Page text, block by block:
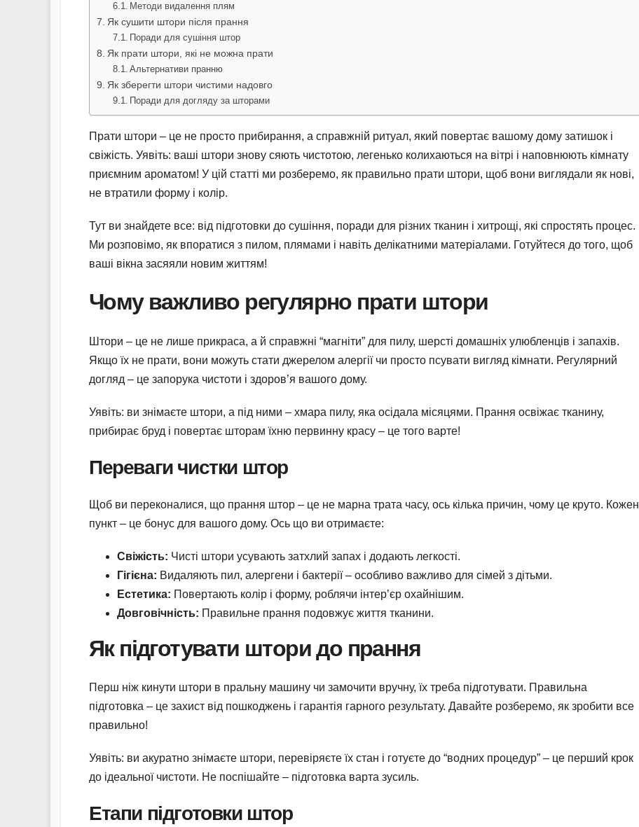
Методи видалення плям
Як сушити штори після прання
Поради для сушіння штор
Як прати штори, які не можна прати
Альтернативи пранню
Як зберегти штори чистими надовго
Поради для догляду за шторами
Прати штори – це не просто прибирання, а справжній ритуал, який повертає вашому дому затишок і
свіжість. Уявіть: ваші штори знову сяють чистотою, легенько колихаються на вітрі і наповнюють кімнату
приємним ароматом! У цій статті ми розберемо, як правильно прати штори, щоб вони виглядали як нові,
не втратили форму і колір.
Тут ви знайдете все: від підготовки до сушіння, поради для різних тканин і хитрощі, які спростять процес.
Ми розповімо, як впоратися з пилом, плямами і навіть делікатними матеріалами. Готуйтеся до того, щоб
ваші вікна засяяли новим життям!
Чому важливо регулярно прати штори
Штори – це не лише прикраса, а й справжні “магніти” для пилу, шерсті домашніх улюбленців і запахів.
Якщо їх не прати, вони можуть стати джерелом алергії чи просто псувати вигляд кімнати. Регулярний
догляд – це запорука чистоти і здоров’я вашого дому.
Уявіть: ви знімаєте штори, а під ними – хмара пилу, яка осідала місяцями. Прання освіжає тканину,
прибирає бруд і повертає шторам їхню первинну красу – це того варте!
Переваги чистки штор
Щоб ви переконалися, що прання штор – це не марна трата часу, ось кілька причин, чому це круто. Кожен
пункт – це бонус для вашого дому. Ось що ви отримаєте:
Свіжість: Чисті штори усувають затхлий запах і додають легкості.
Гігієна: Видаляють пил, алергени і бактерії – особливо важливо для сімей з дітьми.
Естетика: Повертають колір і форму, роблячи інтер’єр охайнішим.
Довговічність: Правильне прання подовжує життя тканини.
Як підготувати штори до прання
Перш ніж кинути штори в пральну машину чи замочити вручну, їх треба підготувати. Правильна
підготовка – це захист від пошкоджень і гарантія гарного результату. Давайте розберемо, як зробити все
правильно!
Уявіть: ви акуратно знімаєте штори, перевіряєте їх стан і готуєте до “водних процедур” – це перший крок
до ідеальної чистоти. Не поспішайте – підготовка варта зусиль.
Етапи підготовки штор